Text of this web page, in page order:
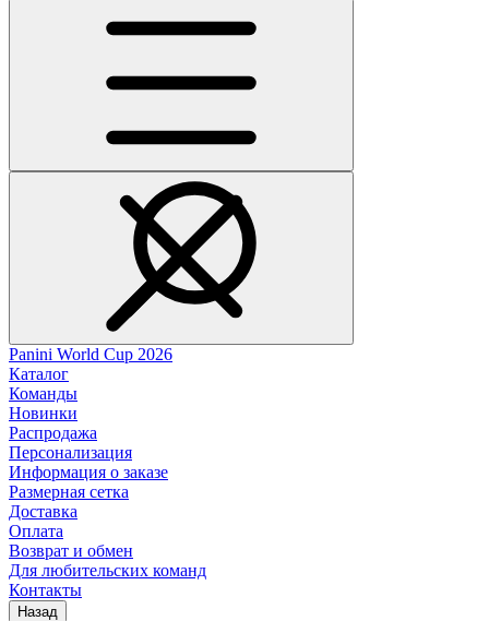
Panini World Cup 2026
Каталог
Команды
Новинки
Распродажа
Персонализация
Информация о заказе
Размерная сетка
Доставка
Оплата
Возврат и обмен
Для любительских команд
Контакты
Назад